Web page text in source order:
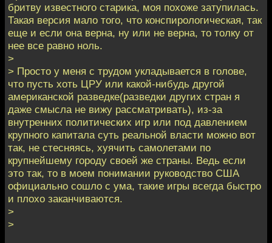
бритву известного старика, моя похоже затупилась.
Такая версия мало того, что конспирологическая, так
еще и если она верна, ну или не верна, то толку от
нее все равно ноль.
>
> Просто у меня с трудом укладывается в голове,
что пусть хоть ЦРУ или какой-нибудь другой
американской разведке(разведки других стран я
даже смысла не вижу рассматривать), из-за
внутренних политических игр или под давлением
крупного капитала суть реальной власти можно вот
так, не стесняясь, хуячить самолетами по
крупнейшему городу своей же страны. Ведь если
это так, то в моем понимании руководство США
официально сошло с ума, такие игры всегда быстро
и плохо заканчиваются.
>
>